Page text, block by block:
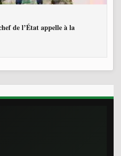
de l’État appelle à la